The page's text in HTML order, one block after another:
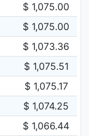
$ 1,075.00
$ 1,075.00
$ 1,073.36
$ 1,075.51
$ 1,075.17
$ 1,074.25
$ 1,066.44